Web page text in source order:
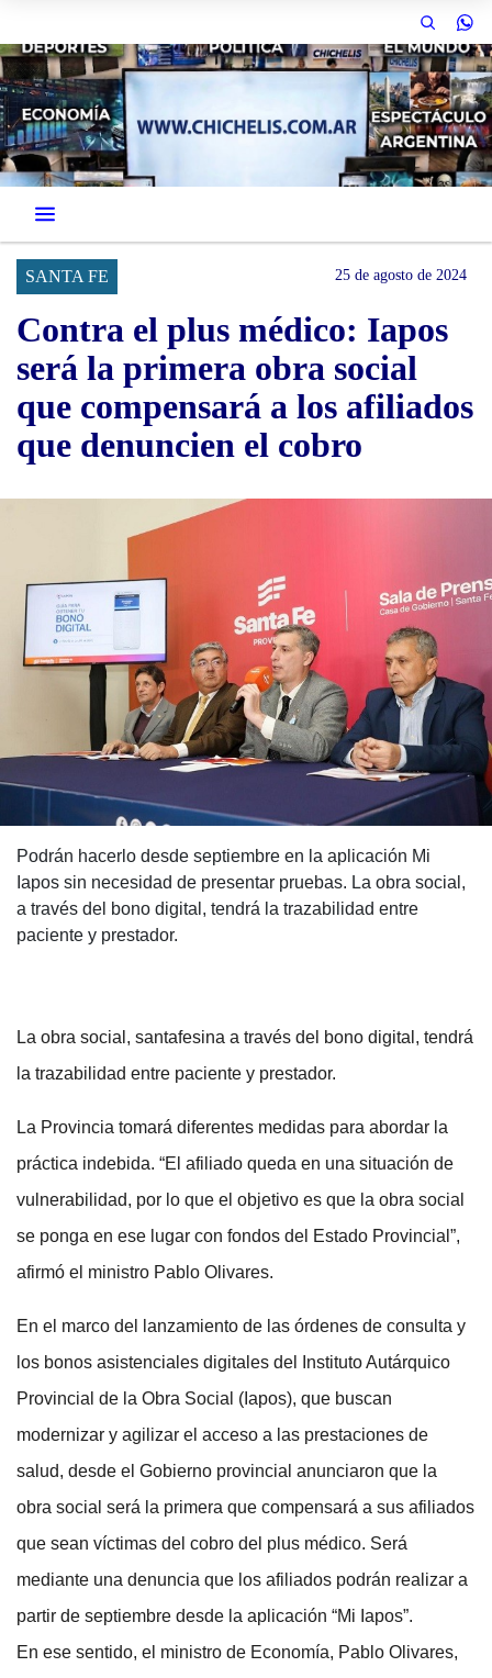
SANTA FE 25 de agosto de 2024
Contra el plus médico: Iapos
será la primera obra social
que compensará a los afiliados
que denuncien el cobro
Podrán hacerlo desde septiembre en la aplicación Mi
Iapos sin necesidad de presentar pruebas. La obra social,
a través del bono digital, tendrá la trazabilidad entre
paciente y prestador.
La obra social, santafesina a través del bono digital, tendrá
la trazabilidad entre paciente y prestador.
La Provincia tomará diferentes medidas para abordar la
práctica indebida. “El afiliado queda en una situación de
vulnerabilidad, por lo que el objetivo es que la obra social
se ponga en ese lugar con fondos del Estado Provincial”,
afirmó el ministro Pablo Olivares.
En el marco del lanzamiento de las órdenes de consulta y
los bonos asistenciales digitales del Instituto Autárquico
Provincial de la Obra Social (Iapos), que buscan
modernizar y agilizar el acceso a las prestaciones de
salud, desde el Gobierno provincial anunciaron que la
obra social será la primera que compensará a sus afiliados
que sean víctimas del cobro del plus médico. Será
mediante una denuncia que los afiliados podrán realizar a
partir de septiembre desde la aplicación “Mi Iapos”.
En ese sentido, el ministro de Economía, Pablo Olivares,